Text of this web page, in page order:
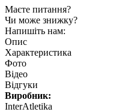
Маєте питання?
Чи може знижку?
Напишіть нам:
Опис
Характеристика
Фото
Відео
Відгуки
Виробник:
InterAtletika